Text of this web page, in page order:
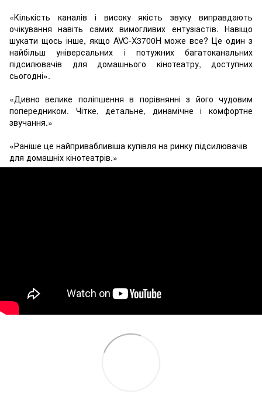
«Кількість каналів і високу якість звуку виправдають
очікування навіть самих вимогливих ентузіастів. Навіщо
шукати щось інше, якщо AVC-X3700H може все? Це один з
найбільш універсальних і потужних багатоканальних
підсилювачів для домашнього кінотеатру, доступних
сьогодні».
«Дивно велике поліпшення в порівнянні з його чудовим
попередником. Чітке, детальне, динамічне і комфортне
звучання.»
«Раніше це найпривабливіша купівля на ринку підсилювачів
для домашніх кінотеатрів.»